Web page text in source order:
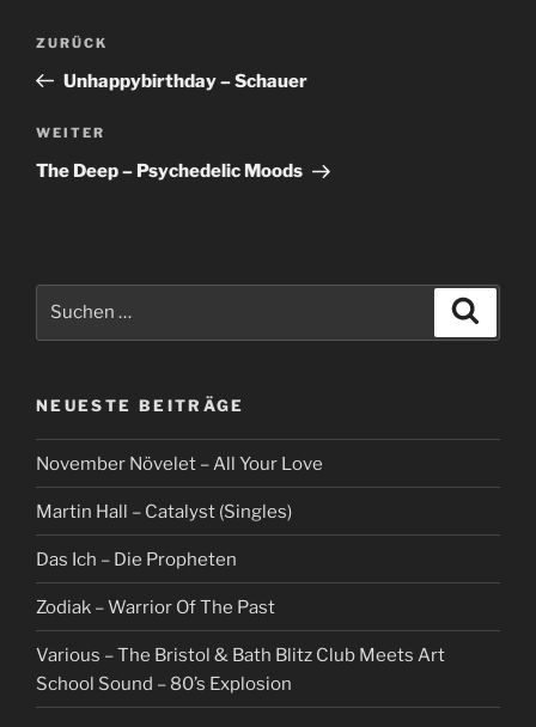
Beitragsnavigation
Vorheriger
Beitrag
ZURÜCK
Unhappybirthday – Schauer
Nächster
Beitrag
WEITER
The Deep – Psychedelic Moods
NEUESTE BEITRÄGE
November Növelet – All Your Love
Martin Hall – Catalyst (Singles)
Das Ich – Die Propheten
Zodiak – Warrior Of The Past
Various – The Bristol & Bath Blitz Club Meets Art
School Sound – 80’s Explosion